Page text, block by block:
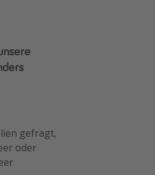
gefragt,
oder